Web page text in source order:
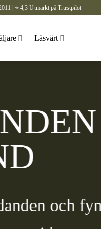
| ⭐ 4,3 Utmärkt på Trustpilot
Läsvärt
och